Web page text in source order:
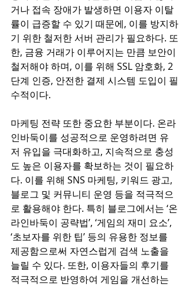
거나 접속 장애가 발생하면 이용자 이탈
률이 급증할 수 있기 때문에, 이를 방지하
기 위한 철저한 서버 관리가 필요하다. 또
한, 금융 거래가 이루어지는 만큼 보안이
철저해야 하며, 이를 위해 SSL 암호화, 2
단계 인증, 안전한 결제 시스템 도입이 필
수적이다.
마케팅 전략 또한 중요한 부분이다. 온라
인바둑이를 성공적으로 운영하려면 유
저 유입을 극대화하고, 지속적으로 충성
도 높은 이용자를 확보하는 것이 필요하
다. 이를 위해 SNS 마케팅, 키워드 광고,
블로그 및 커뮤니티 운영 등을 적극적으
로 활용해야 한다. 특히 블로그에서는 ‘온
라인바둑이 공략법’, ‘게임의 재미 요소’,
‘초보자를 위한 팁’ 등의 유용한 정보를
제공함으로써 자연스럽게 검색 노출을
늘릴 수 있다. 또한, 이용자들의 후기를
적극적으로 반영하여 게임을 개선하는